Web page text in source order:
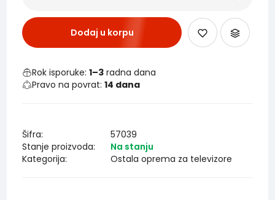
Dodaj u korpu
Rok isporuke:1–3 radna dana
Pravo na povrat:14 dana
Šifra:
57039
Stanje proizvoda:
Na stanju
Kategorija:
Ostala oprema za televizore